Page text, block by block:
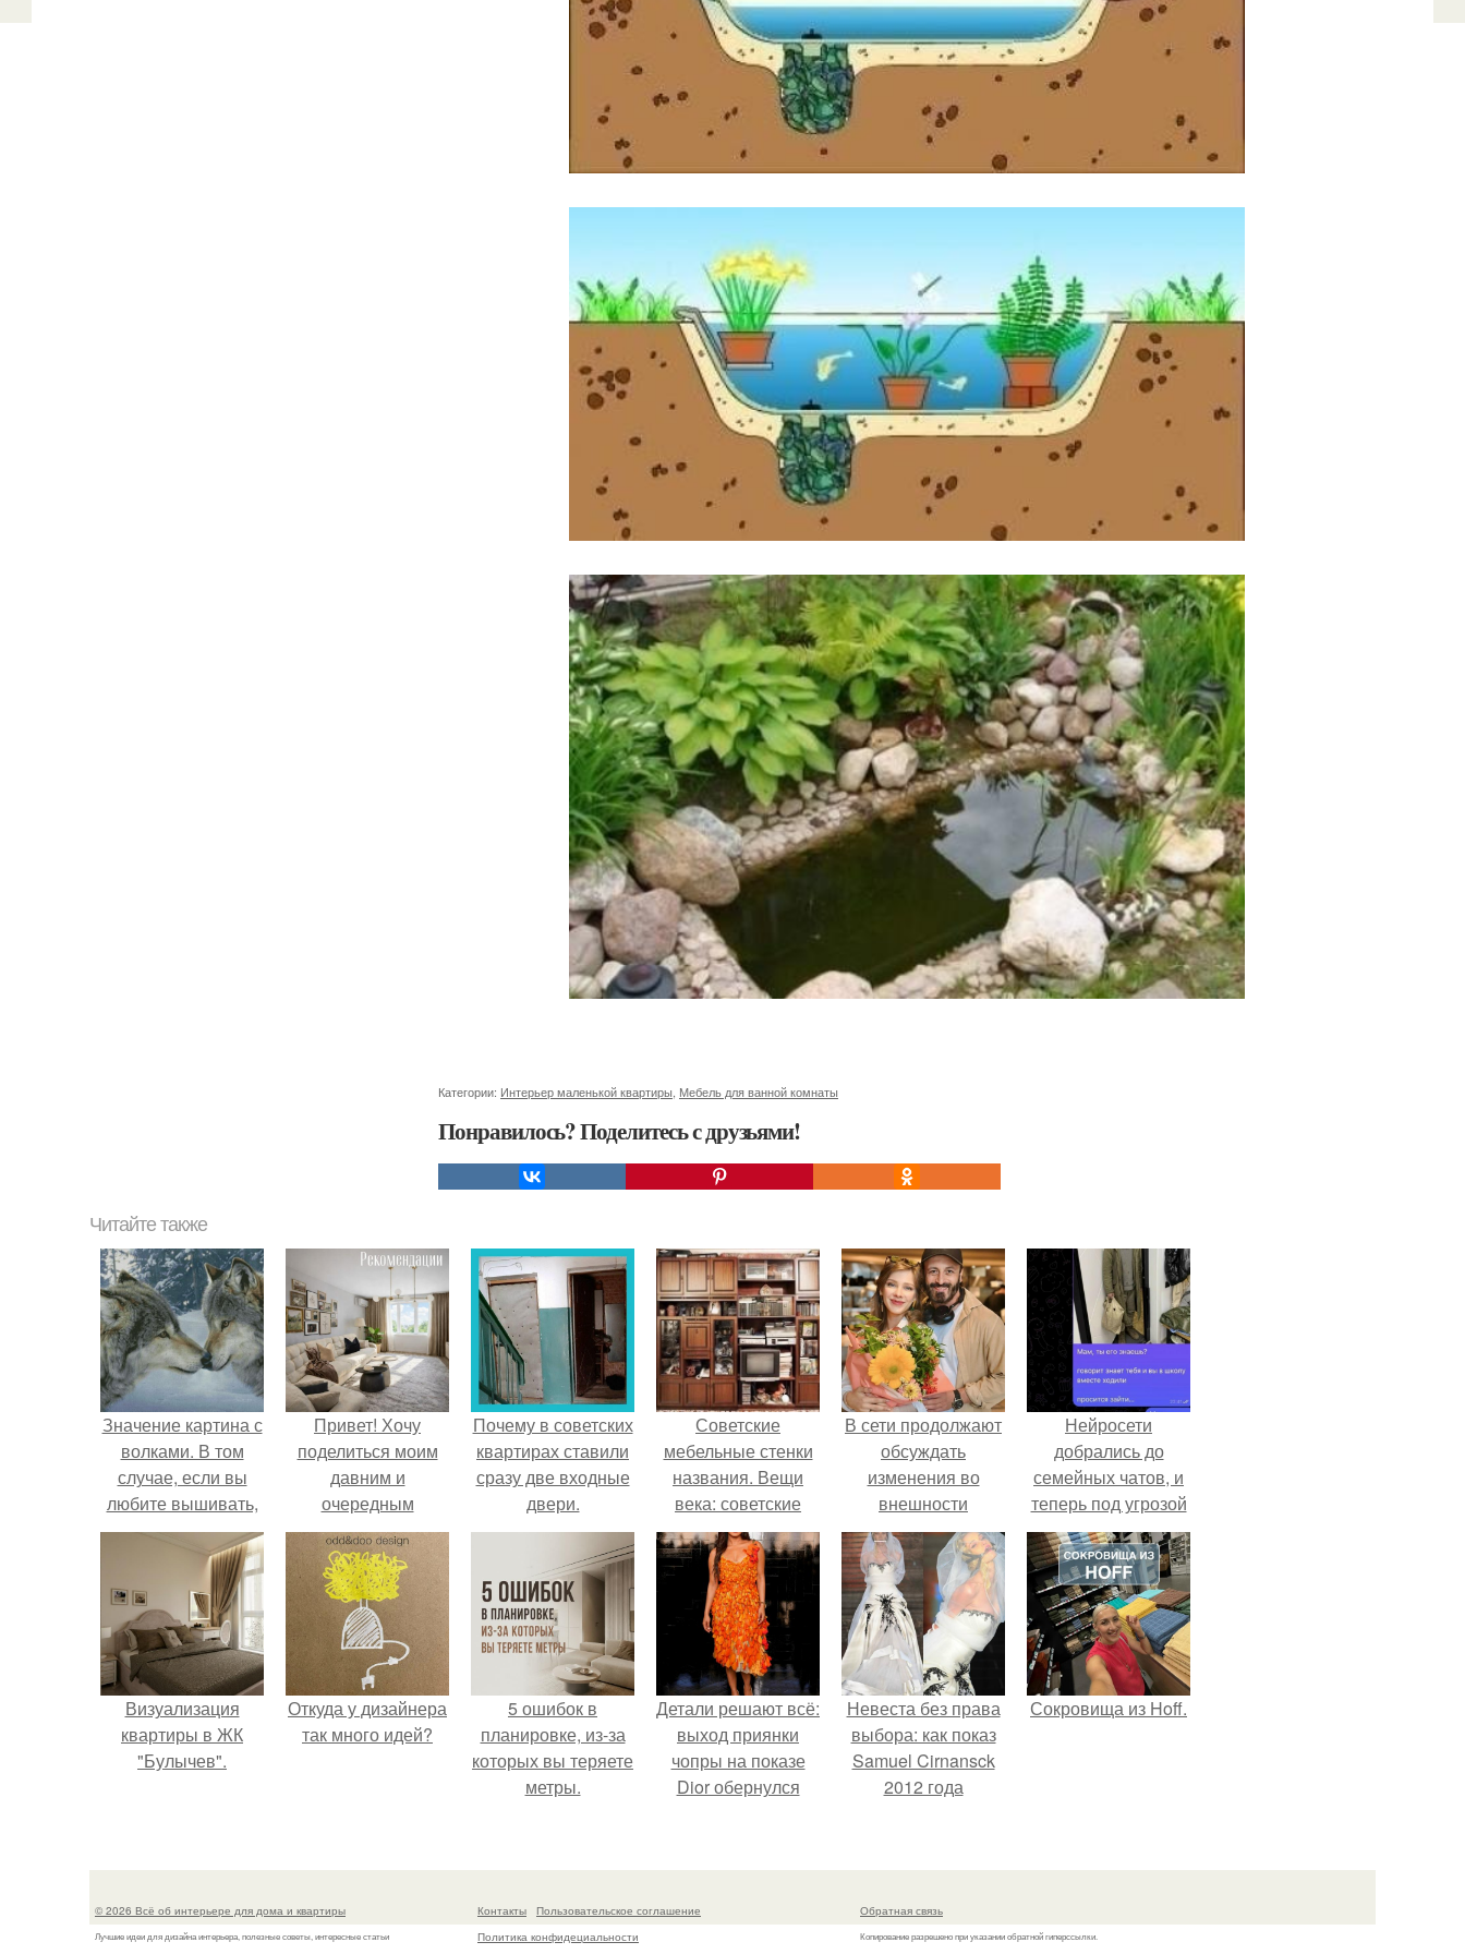
Категории: Интерьер маленькой квартиры Мебель для ванной комнаты
Понравилось? Поделитесь с друзьями!
Читайте также
Значение картина с
волками. В том
случае, если вы
любите вышивать,
то наверняка
задумывались о
том, что означает та
или иная вышитая
вами картина.
Привет! Хочу
поделиться моим
давним и
очередным
неопубликованным
проектом.
Почему в советских
квартирах ставили
сразу две входные
двери.
Советские
мебельные стенки
названия. Вещи
века: советские
стенки 80-х.
В сети продолжают
обсуждать
изменения во
внешности
актрисы.
Нейросети
добрались до
семейных чатов, и
теперь под угрозой
мамины нервы.
Визуализация
квартиры в ЖК
"Булычев".
Откуда у дизайнера
так много идей?
5 ошибок в
планировке, из-за
которых вы теряете
метры.
Детали решают всё:
выход приянки
чопры на показе
Dior обернулся
пошива.
Невеста без права
выбора: как показ
Samuel Cirnansck
2012 года
принуждения.
Сокровища из Hoff.
© 2026 Всё об интерьере для дома и квартиры
Лучшие идеи для дизайна интерьера, полезные советы, интересные статьи
Контакты
Пользовательское соглашение
Политика конфидециальности
Обратная связь
Копирование разрешено при указании обратной гиперссылки.